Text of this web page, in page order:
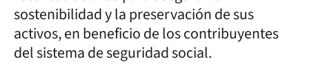
sostenibilidad y la preservación de sus
activos, en beneficio de los contribuyentes
del sistema de seguridad social.